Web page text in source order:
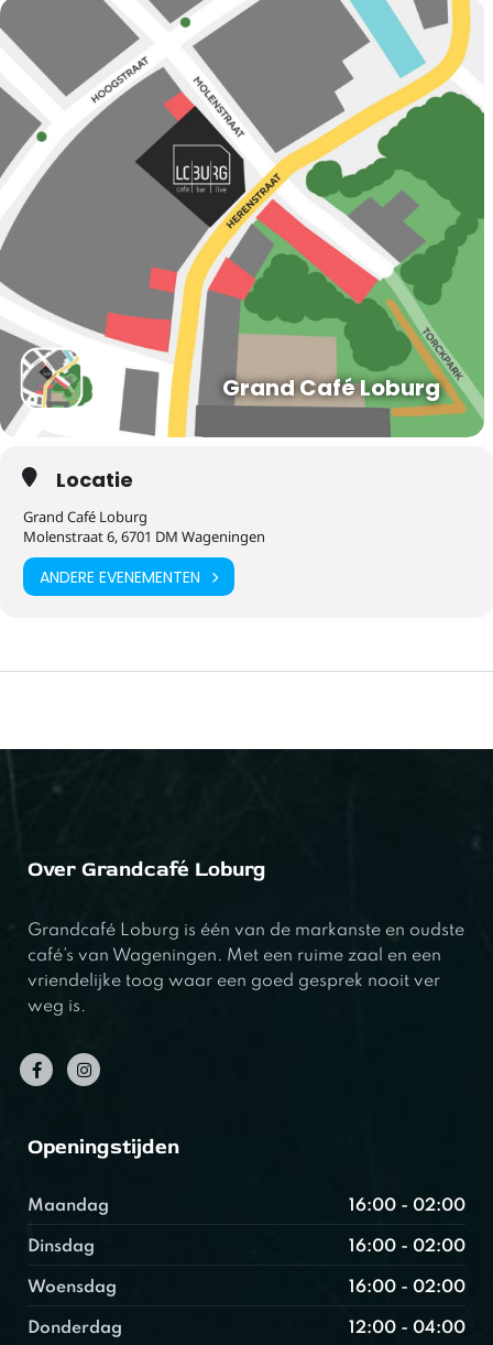
Grand Café Loburg
Locatie
Grand Café Loburg
Molenstraat 6, 6701 DM Wageningen
ANDERE EVENEMENTEN
Over Grandcafé Loburg
Grandcafé Loburg is één van de markanste en oudste
café’s van Wageningen. Met een ruime zaal en een
vriendelijke toog waar een goed gesprek nooit ver
weg is.
Openingstijden
Maandag 16:00 - 02:00
Dinsdag 16:00 - 02:00
Woensdag 16:00 - 02:00
Donderdag 12:00 - 04:00